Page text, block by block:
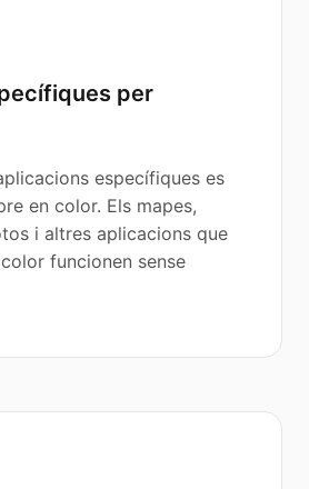
per
específiques es
en color. Els mapes,
i altres aplicacions que
funcionen sense